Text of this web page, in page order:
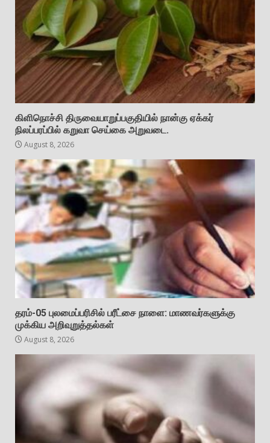
கிளிநொச்சி திருவையாறுப்பகுதியில் நான்கு ஏக்கர்
நிலப்பரப்பில் கறுவா செய்கை அறுவடை.
August 8, 2026
தரம்-05 புலமைப்பரிசில் பரீட்சை நாளை: மாணவர்களுக்கு
முக்கிய அறிவுறுத்தல்கள்
August 8, 2026